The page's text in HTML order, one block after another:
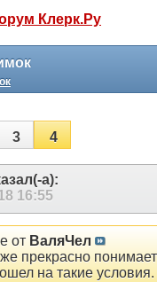
Клерк
Клерк.Ру
3 4
а):
16:55
от ВаляЧел
прекрасно
на такие условия.